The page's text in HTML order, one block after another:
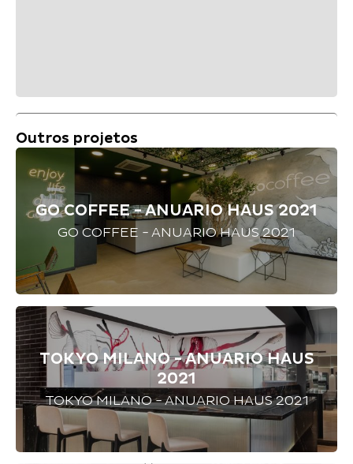
Outros projetos
GO COFFEE - ANUARIO HAUS 2021
GO COFFEE - ANUARIO HAUS 2021
TOKYO MILANO - ANUARIO HAUS
2021
TOKYO MILANO - ANUARIO HAUS 2021